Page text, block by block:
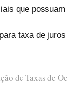
que
taxa de
de Taxas de